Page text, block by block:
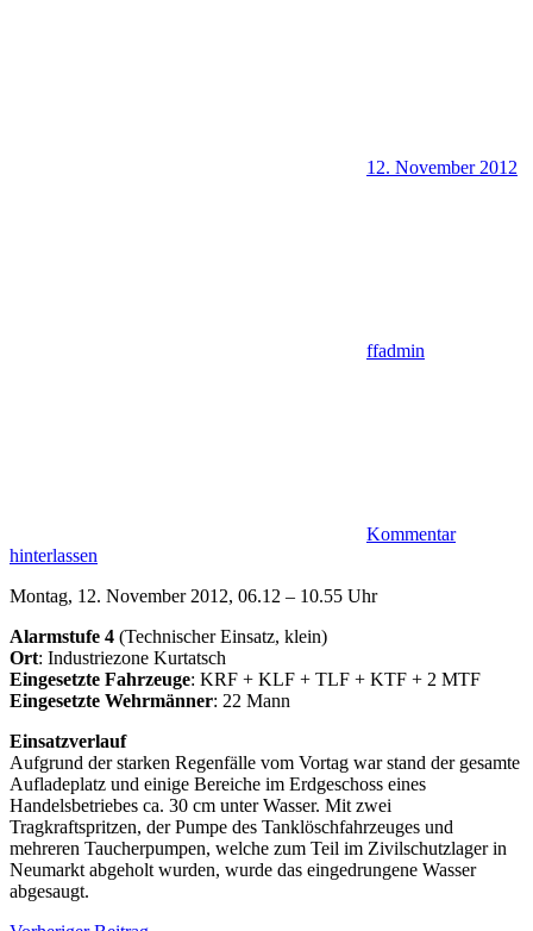
12. November 2012
ffadmin
Kommentar
hinterlassen
Montag, 12. November 2012, 06.12 – 10.55 Uhr
Alarmstufe 4 (Technischer Einsatz, klein)
Ort: Industriezone Kurtatsch
Eingesetzte Fahrzeuge: KRF + KLF + TLF + KTF + 2 MTF
Eingesetzte Wehrmänner: 22 Mann
Einsatzverlauf
Aufgrund der starken Regenfälle vom Vortag war stand der gesamte
Aufladeplatz und einige Bereiche im Erdgeschoss eines
Handelsbetriebes ca. 30 cm unter Wasser. Mit zwei
Tragkraftspritzen, der Pumpe des Tanklöschfahrzeuges und
mehreren Taucherpumpen, welche zum Teil im Zivilschutzlager in
Neumarkt abgeholt wurden, wurde das eingedrungene Wasser
abgesaugt.